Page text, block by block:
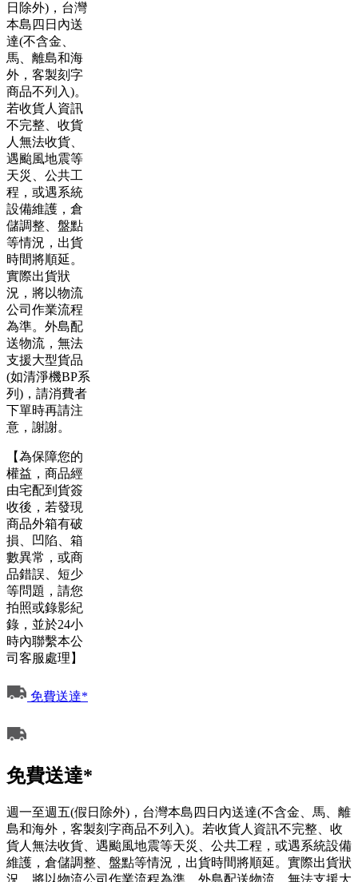
日除外)，台灣
本島四日內送
達(不含金、
馬、離島和海
外，客製刻字
商品不列入)。
若收貨人資訊
不完整、收貨
人無法收貨、
遇颱風地震等
天災、公共工
程，或遇系統
設備維護，倉
儲調整、盤點
等情況，出貨
時間將順延。
實際出貨狀
況，將以物流
公司作業流程
為準。外島配
送物流，無法
支援大型貨品
(如清淨機BP系
列)，請消費者
下單時再請注
意，謝謝。
【為保障您的
權益，商品經
由宅配到貨簽
收後，若發現
商品外箱有破
損、凹陷、箱
數異常，或商
品錯誤、短少
等問題，請您
拍照或錄影紀
錄，並於24小
時內聯繫本公
司客服處理】
免費送達*
免費送達*
週一至週五(假日除外)，台灣本島四日內送達(不含金、馬、離
島和海外，客製刻字商品不列入)。若收貨人資訊不完整、收
貨人無法收貨、遇颱風地震等天災、公共工程，或遇系統設備
維護，倉儲調整、盤點等情況，出貨時間將順延。實際出貨狀
況，將以物流公司作業流程為準。外島配送物流，無法支援大